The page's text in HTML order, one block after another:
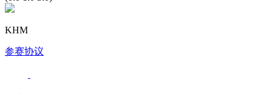
KHM
参赛协议